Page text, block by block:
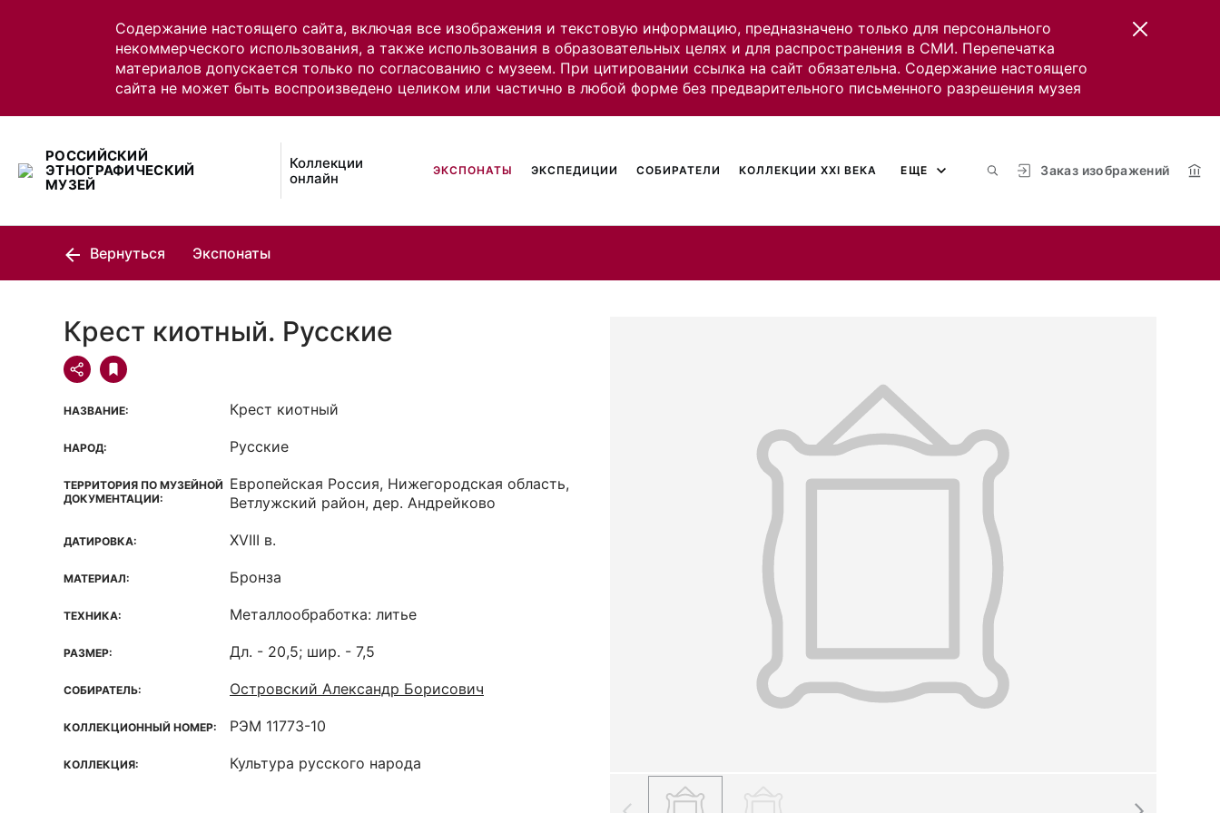
Содержание настоящего сайта, включая все изображения и текстовую информацию, предназначено только для персонального
некоммерческого использования, а также использования в образовательных целях и для распространения в СМИ. Перепечатка
материалов допускается только по согласованию с музеем. При цитировании ссылка на сайт обязательна. Содержание настоящего
сайта не может быть воспроизведено целиком или частично в любой форме без предварительного письменного разрешения музея
РОССИЙСКИЙ
ЭТНОГРАФИЧЕСКИЙ
МУЗЕЙ
Коллекции
онлайн
Заказ изображений
ЭКСПОНАТЫ ЭКСПЕДИЦИИ СОБИРАТЕЛИ КОЛЛЕКЦИИ XXI ВЕКА ЕЩЕ
Вернуться Экспонаты
Крест киотный. Русские
НАЗВАНИЕ: Крест киотный
НАРОД: Русские
ТЕРРИТОРИЯ ПО МУЗЕЙНОЙ
ДОКУМЕНТАЦИИ:
Европейская Россия, Нижегородская область,
Ветлужский район, дер. Андрейково
ДАТИРОВКА: XVIII в.
МАТЕРИАЛ: Бронза
ТЕХНИКА: Металлообработка: литье
РАЗМЕР: Дл. - 20,5; шир. - 7,5
СОБИРАТЕЛЬ: Островский Александр Борисович
КОЛЛЕКЦИОННЫЙ НОМЕР: РЭМ 11773-10
КОЛЛЕКЦИЯ: Культура русского народа